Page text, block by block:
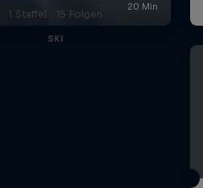
1 Staffel · 15 Folgen
SKI